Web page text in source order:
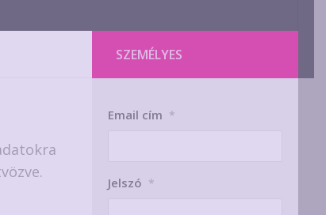
SZEMÉLYES
Email cím *
Jelszó *